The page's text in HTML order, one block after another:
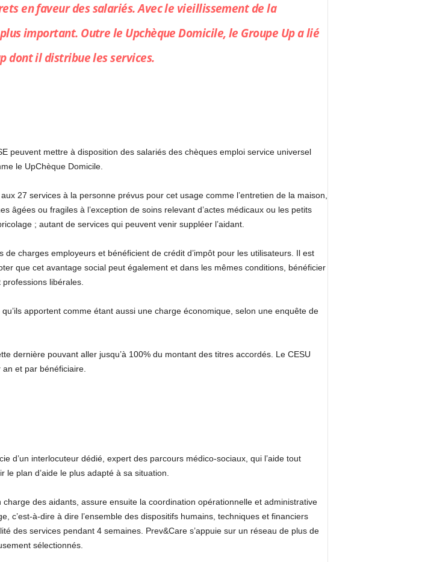
en faveur des salariés. Avec le vieillissement de la
important. Outre le Upchèque Domicile, le Groupe Up a lié
dont il distribue les services.
peuvent mettre à disposition des salariés des chèques emploi service universel
le UpChèque Domicile.
27 services à la personne prévus pour cet usage comme l’entretien de la maison,
âgées ou fragiles à l’exception de soins relevant d’actes médicaux ou les petits
; autant de services qui peuvent venir suppléer l’aidant.
de charges employeurs et bénéficient de crédit d’impôt pour les utilisateurs. Il est
que cet avantage social peut également et dans les mêmes conditions, bénéficier
libérales.
apportent comme étant aussi une charge économique, selon une enquête de
dernière pouvant aller jusqu’à 100% du montant des titres accordés. Le CESU
et par bénéficiaire.
d’un interlocuteur dédié, expert des parcours médico-sociaux, qui l’aide tout
le plan d’aide le plus adapté à sa situation.
des aidants, assure ensuite la coordination opérationnelle et administrative
c’est-à-dire à dire l’ensemble des dispositifs humains, techniques et financiers
des services pendant 4 semaines. Prev&Care s’appuie sur un réseau de plus de
sélectionnés.